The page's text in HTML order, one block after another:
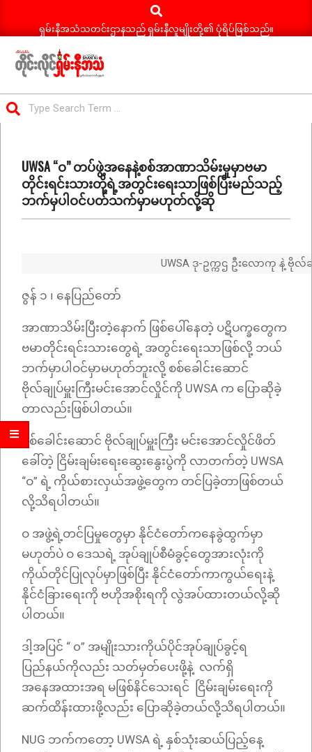
Search
ရှမ်းနီအသံသတင်းဌာနသည် ရှမ်းနီလူမျိုးတို့၏ ပုံရိပ်ဖြစ်သည်။
ရှမ်း
နီ
သတင်း
MenuUWSA “ဝ” တပ်ဖွဲ့အနေနဲ့စစ်အာဏာသိမ်းမှုမှာဗမာ
တိုင်းရင်းသားတို့ရဲ့အတွင်းရေးသာဖြစ်ပြီးမည်သည့်
ဘက်မှပါဝင်ပတ်သက်မှာမဟုတ်လို့ဆို
UWSA ဒု-ဥက္ကဌ ဦးလောကု နဲ့
ဇွန် ၁ ၊ နေပြည်တော်
အာဏာသိမ်းပြီးတဲ့နောက် ဖြစ်ပေါ်နေတဲ့ ပဋိပက္ခတွေက
ဗမာတိုင်းရင်းသားတွေရဲ့ အတွင်းရေးသာဖြစ်လို့ ဘယ်
ဘက်မှာပါဝင်မှာမဟုတ်ဘူးလို့ စစ်ခေါင်းဆောင်
ဗိုလ်ချုပ်မှူးကြီးမင်းအောင်လှိုင်ကို UWSA က ပြောဆိုခဲ့
တာလည်းဖြစ်ပါတယ်။
စစ်ခေါင်းဆောင် ဗိုလ်ချုပ်မှူးကြီး မင်းအောင်လှိုင်ဖိတ်
ခေါ်တဲ့ ငြိမ်းချမ်းရေးဆွေးနွေးပွဲကို လာတက်တဲ့ UWSA
“ဝ” ရဲ့ ကိုယ်စားလှယ်အဖွဲ့တွေက တင်ပြခဲ့တာဖြစ်တယ်
လို့သိရပါတယ်။
ဝ အဖွဲ့ရဲ့တင်ပြမှုတွေမှာ နိုင်ငံတော်ကနေခွဲထွက်မှာ
မဟုတ်ပဲ ဝ ဒေသရဲ့ အုပ်ချုပ်စီမံခွင့်တွေအားလုံးကို
ကိုယ်တိုင်ပြုလုပ်မှာဖြစ်ပြီး နိုင်ငံတော်ကာကွယ်ရေးနဲ့
နိုင်ငံခြားရေးကို ဗဟိုအစိုးရကို လွဲအပ်ထားတယ်လို့ဆို
ပါတယ်။​
ဒါ့အပြင် “ ၀” အမျိုးသားကိုယ်ပိုင်အုပ်ချုပ်ခွင့်ရ
ပြည်နယ်ကိုလည်း သတ်မှတ်ပေးဖို့နဲ့ လက်ရှိ
အနေအထားအရ မဖြစ်နိင်သေးရင် ငြိမ်းချမ်းရေးကို
ဆက်ထိန်းထားဖို့လည်း ပြောဆိုခဲ့တယ်လို့သိရပါတယ်။
NUG ဘက်ကတော့ UWSA ရဲ့ နှစ်သုံးဆယ်ပြည့်နေ့